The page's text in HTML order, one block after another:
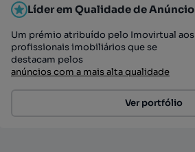
Líder em Qualidade de Anúncio
Um prémio atribuído pelo Imovirtual aos
profissionais imobiliários que se
destacam pelos
anúncios com a mais alta qualidade
Ver portfólio